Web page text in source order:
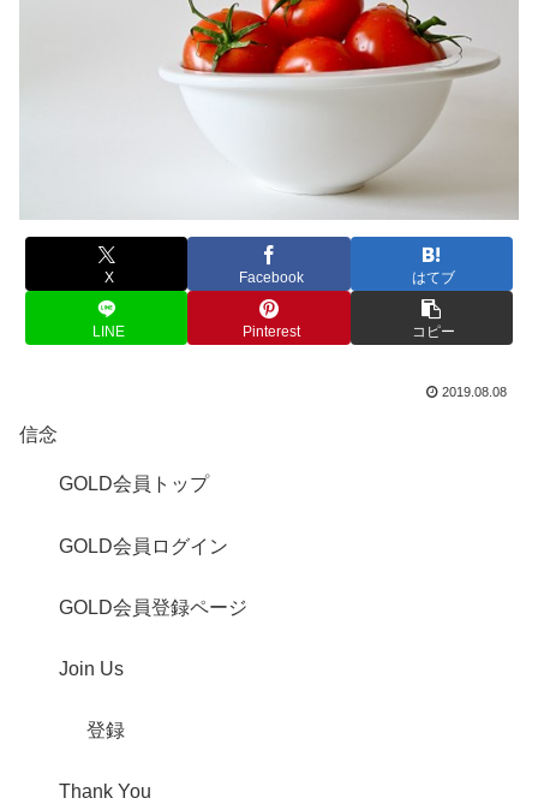
X Facebook はてブ
LINE Pinterest コピー
2019.08.08
信念
GOLD会員トップ
GOLD会員ログイン
GOLD会員登録ページ
Join Us
登録
Thank You